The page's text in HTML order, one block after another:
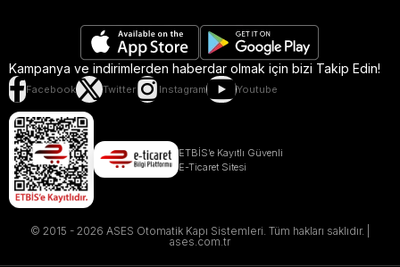
Kampanya ve indirimlerden haberdar olmak için bizi Takip Edin!
Facebook Twitter Instagram Youtube
ETBİS’e Kayıtlı Güvenli
E-Ticaret Sitesi
© 2015 - 2026 ASES Otomatik Kapı Sistemleri. Tüm hakları saklıdır. |
ases.com.tr